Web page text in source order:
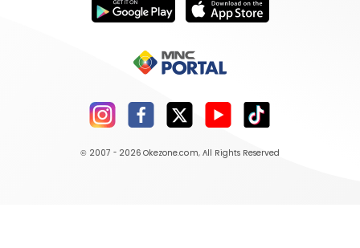
© 2007 - 2026 Okezone.com, All Rights Reserved